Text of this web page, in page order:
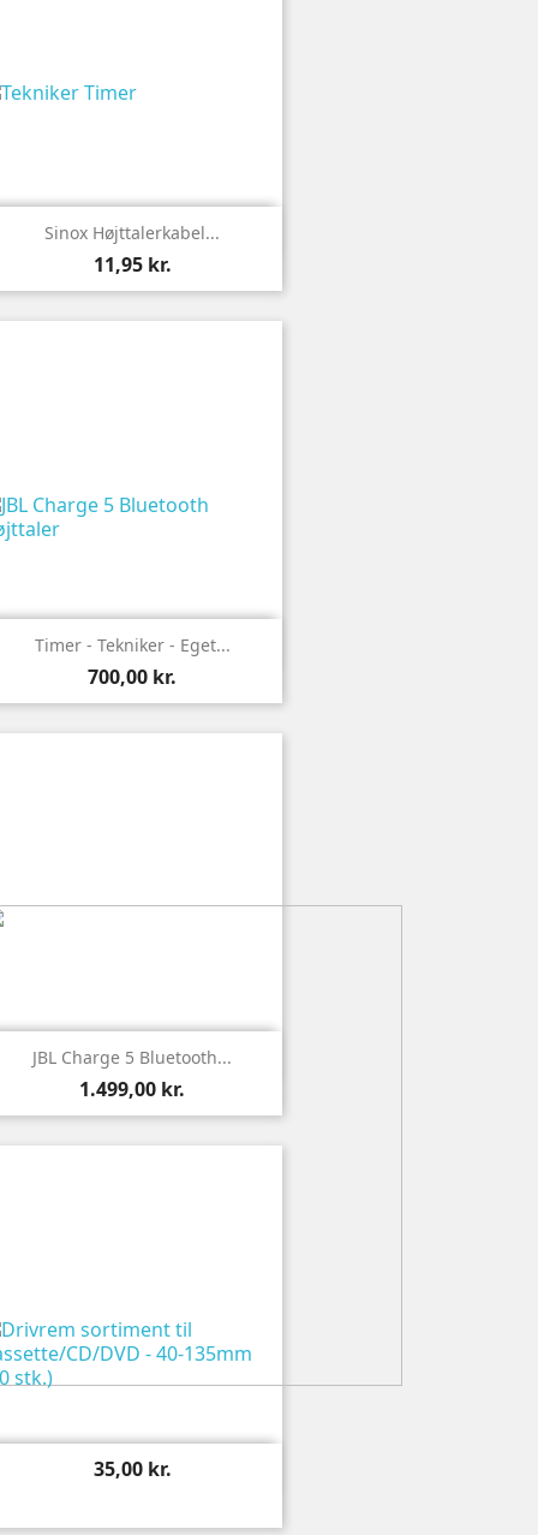
 Vis
Sinox Højttalerkabel...
11,95 kr.
 Vis
Timer - Tekniker - Eget...
700,00 kr.
 Vis
JBL Charge 5 Bluetooth...
1.499,00 kr.
 Vis
35,00 kr.